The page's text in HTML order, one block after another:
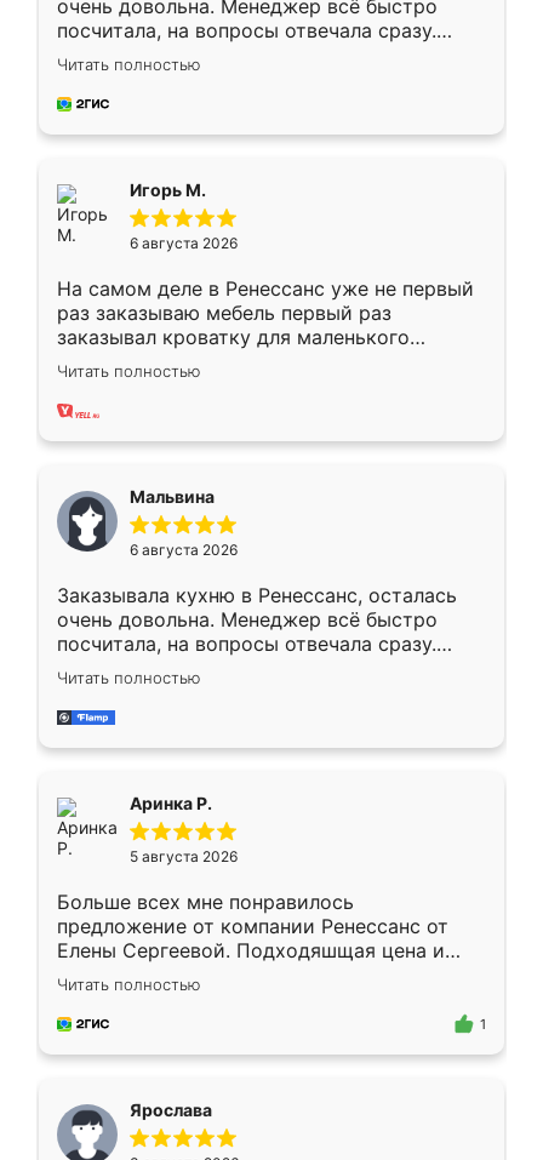
очень довольна. Менеджер всё быстро
посчитала, на вопросы отвечала сразу.
Замерщик приехал в субботу, подошёл к
делу со всей ответственностью. Собрали
за день, ребята работали аккуратно, даже
Читать полностью
Игорь М.
6 августа 2026
На самом деле в Ренессанс уже не первый
раз заказываю мебель первый раз
заказывал кроватку для маленького
ребёнка при его рождении ,во второй раз
заказал шкаф-купе. По качеству очень
хорошее сборка достаточно быстрая,
меньше, здесь же он более разнообразный.
Мне нравится ,если что-то потребуется из
мебели буду заказывать только здесь.
Читать полностью
Мальвина
6 августа 2026
Заказывала кухню в Ренессанс, осталась
очень довольна. Менеджер всё быстро
посчитала, на вопросы отвечала сразу.
Замерщик приехал в субботу, подошёл к
делу со всей ответственностью. Собрали
за день, ребята работали аккуратно, даже
Читать полностью
Аринка Р.
5 августа 2026
Больше всех мне понравилось
предложение от компании Ренессанс от
Елены Сергеевой. Подходяшщая цена и
короткие сроки изготовления. Приехавший
для замера сотрудник Владислав
предложил по моему эскизу самый
Читать полностью
1
Ярослава